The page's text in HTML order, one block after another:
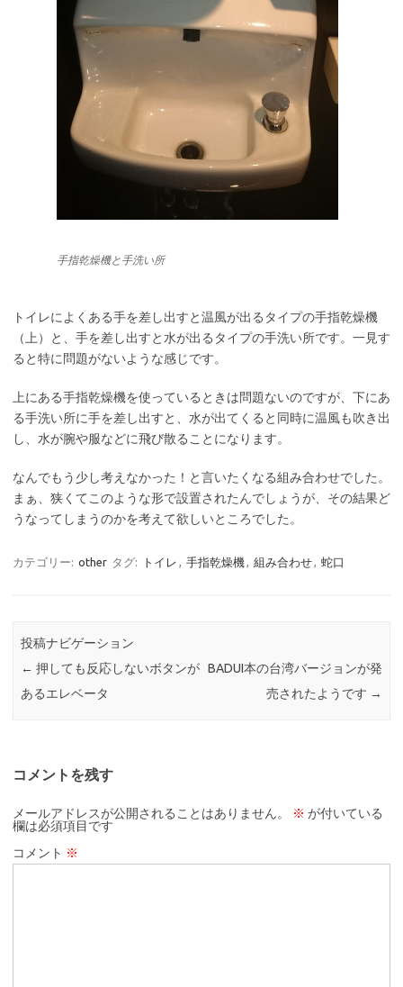
手指乾燥機と手洗い所
トイレによくある手を差し出すと温風が出るタイプの手指乾燥機
（上）と、手を差し出すと水が出るタイプの手洗い所です。一見す
ると特に問題がないような感じです。
上にある手指乾燥機を使っているときは問題ないのですが、下にあ
る手洗い所に手を差し出すと、水が出てくると同時に温風も吹き出
し、水が腕や服などに飛び散ることになります。
なんでもう少し考えなかった！と言いたくなる組み合わせでした。
まぁ、狭くてこのような形で設置されたんでしょうが、その結果ど
うなってしまうのかを考えて欲しいところでした。
カテゴリー: other タグ: トイレ , 手指乾燥機, 組み合わせ, 蛇口
投稿ナビゲーション
← 押しても反応しないボタンが
あるエレベータ
BADUI本の台湾バージョンが発
売されたようです →
コメントを残す
メールアドレスが公開されることはありません。 ※ が付いている
欄は必須項目です
コメント ※